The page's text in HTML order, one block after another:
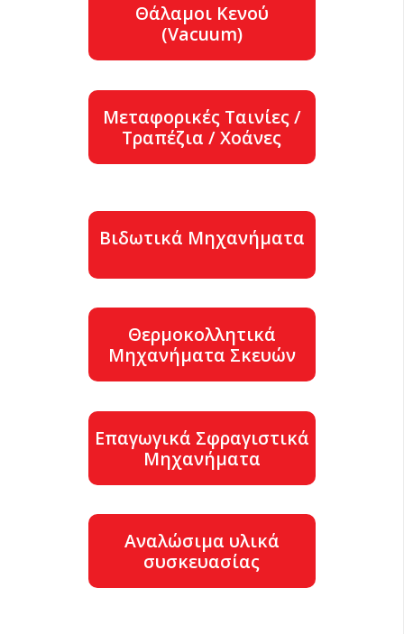
Θάλαμοι Κενού
(Vacuum)
Μεταφορικές Ταινίες /
Τραπέζια / Χοάνες
Βιδωτικά Μηχανήματα
Θερμοκολλητικά
Μηχανήματα Σκευών
Επαγωγικά Σφραγιστικά
Μηχανήματα
Αναλώσιμα υλικά
συσκευασίας